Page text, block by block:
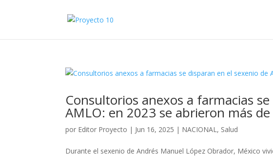
Consultorios anexos a farmacias
AMLO: en 2023 se abrieron más
por Editor Proyecto | Jun 16, 2025 | NACIONAL, Salud
Durante el sexenio de Andrés Manuel López Obrador, México